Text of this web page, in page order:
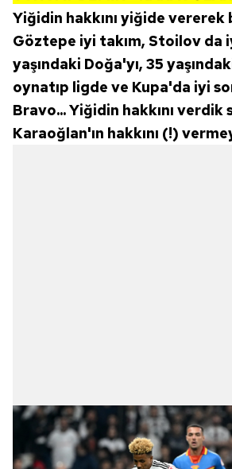
Yiğidin hakkını yiğide vererek
Göztepe iyi takım, Stoilov da
yaşındaki Doğa'yı, 35
oynatıp ligde ve Kupa'da iyi
Bravo... Yiğidin hakkını verdik
Karaoğlan'ın hakkını (!)